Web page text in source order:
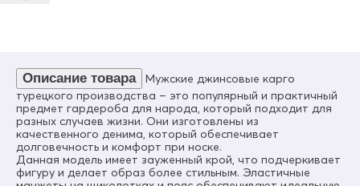
Всесторонняя универсальность
Благодаря их способности гармонично вписываться в
молодежный, кэжуал и спортивный стили, эти джинсы станут
незаменимой частью вашего повседневного и активного образа
жизни.
Описание товара
Мужские джинсовые карго
турецкого производства – это популярный и практичный
предмет гардероба для народа, который подходит для
разных случаев жизни. Они изготовлены из
качественного денима, который обеспечивает
долговечность и комфорт при носке.
Данная модель имеет зауженный крой, что подчеркивает
фигуру и делает образ более стильным. Эластичные